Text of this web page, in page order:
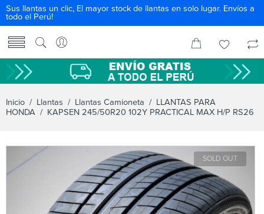
Sus llantas un clic, El mayor stock de llantas en solo lugar. Envíos a
todo el Perú!
Inicio / Llantas / Llantas Camioneta / LLANTAS PARA
HONDA / KAPSEN 245/50R20 102Y PRACTICAL MAX H/P RS26
SOLD OUT